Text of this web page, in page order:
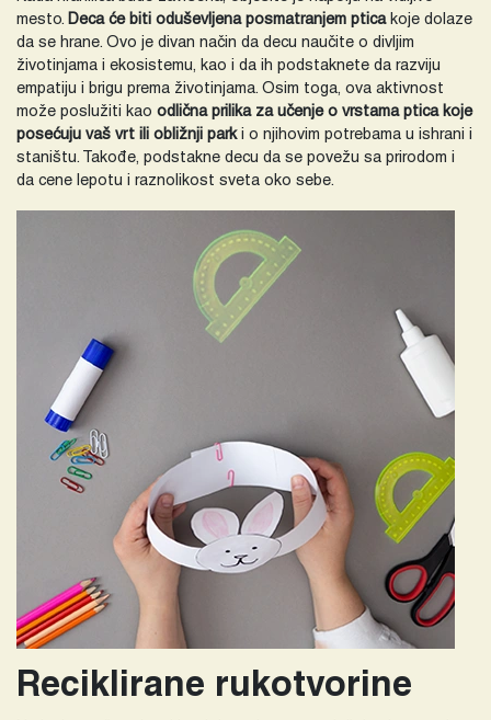
mesto. Deca će biti oduševljena posmatranjem ptica koje dolaze
da se hrane. Ovo je divan način da decu naučite o divljim
životinjama i ekosistemu, kao i da ih podstaknete da razviju
empatiju i brigu prema životinjama. Osim toga, ova aktivnost
može poslužiti kao odlična prilika za učenje o vrstama ptica koje
posećuju vaš vrt ili obližnji parki o njihovim potrebama u ishrani i
staništu. Takođe, podstakne decu da se povežu sa prirodom i
da cene lepotu i raznolikost sveta oko sebe.
Reciklirane rukotvorine